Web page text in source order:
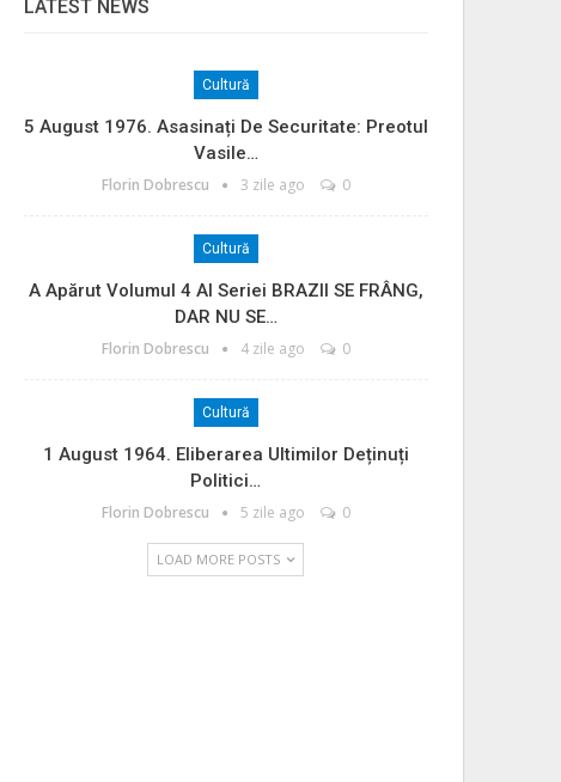
LATEST NEWS
Cultură
5 August 1976. Asasinați De Securitate: Preotul
Vasile…
Florin Dobrescu 3 zile ago 0
Cultură
A Apărut Volumul 4 Al Seriei BRAZII SE FRÂNG,
DAR NU SE…
Florin Dobrescu 4 zile ago 0
Cultură
1 August 1964. Eliberarea Ultimilor Deținuți
Politici…
Florin Dobrescu 5 zile ago 0
LOAD MORE POSTS